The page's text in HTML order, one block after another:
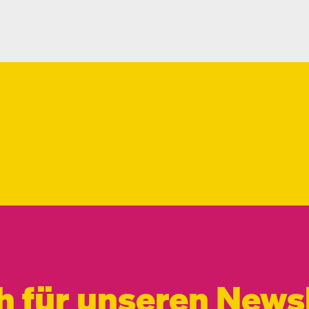
für unseren